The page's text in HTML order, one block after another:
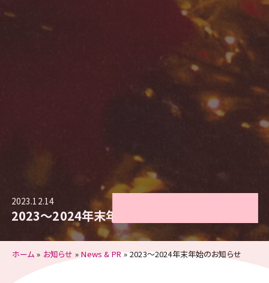
2023.12.14
2023〜2024年末年始のお知らせ
ホーム お知らせ News & PR 2023〜2024年末年始のお知らせ